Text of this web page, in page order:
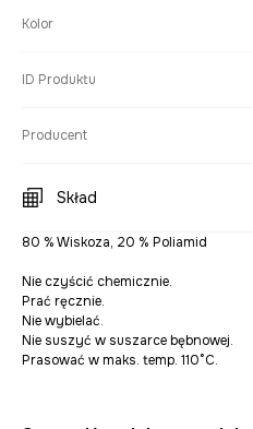
Kolor
ID Produktu
Producent
Skład
80 % Wiskoza, 20 % Poliamid
Nie czyścić chemicznie.
Prać ręcznie.
Nie wybielać.
Nie suszyć w suszarce bębnowej.
Prasować w maks. temp. 110°C.